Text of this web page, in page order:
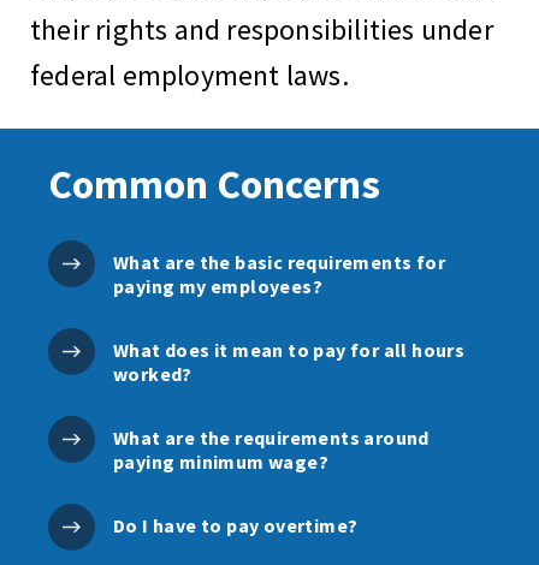
their rights and responsibilities under
federal employment laws.
Common Concerns
What are the basic requirements for
paying my employees?
What does it mean to pay for all hours
worked?
What are the requirements around
paying minimum wage?
Do I have to pay overtime?